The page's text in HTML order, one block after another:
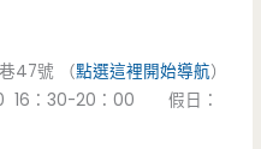
47號 （點選這裡開始導航）
16：30-20：00 假日：